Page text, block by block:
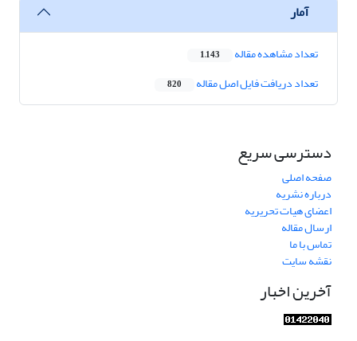
آمار
تعداد مشاهده مقاله 1,143
تعداد دریافت فایل اصل مقاله 820
دسترسی سریع
صفحه اصلی
درباره نشریه
اعضای هیات تحریریه
ارسال مقاله
تماس با ما
نقشه سایت
آخرین اخبار